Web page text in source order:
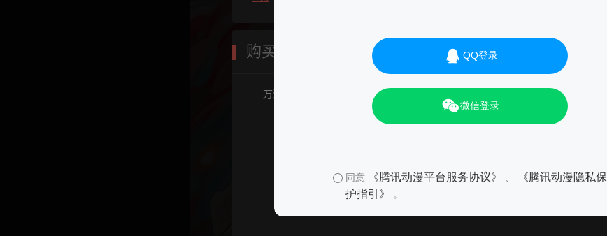
QQ登录
微信登录
同意 《腾讯动漫平台服务协议》
《腾讯动漫隐私保
护指引》
。